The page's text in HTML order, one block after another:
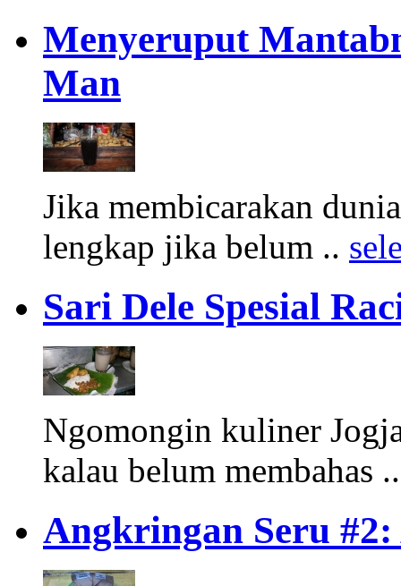
Menyeruput
Man
Jika membicarakan
lengkap jika belum ..
Sari Dele Spesial
Ngomongin kuliner
kalau belum membahas
Angkringan Seru